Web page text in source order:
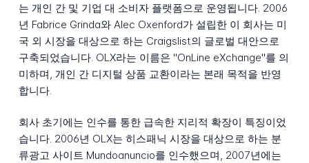
는 개인 간 및 기업 대 소비자 플랫폼으로 운영됩니다. 2006
년 Fabrice Grinda와 Alec Oxenford가 설립한 이 회사는 미
국 외 시장을 대상으로 하는 Craigslist의 글로벌 대안으로
구축되었습니다. OLX라는 이름은 "OnLine eXchange"를 의
미하며, 개인 간 디지털 상품 교환이라는 본래 목적을 반영
합니다.
회사 초기에는 인수를 통한 급속한 지리적 확장이 특징이었
습니다. 2006년 OLX는 히스패닉 시장을 대상으로 하는 분
류광고 사이트 Mundoanuncio를 인수했으며, 2007년에는